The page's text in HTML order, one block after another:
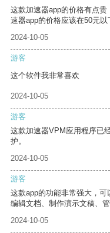
这款加速器app的价格有点
速器app的价格应该在50元以
2024-10-05
游客
这个软件我非常喜欢
2024-10-05
游客
这款加速器VPM应用程序已
护。
2024-10-05
游客
这款app的功能非常强大，
编辑文档、制作演示文稿、管
2024-10-05